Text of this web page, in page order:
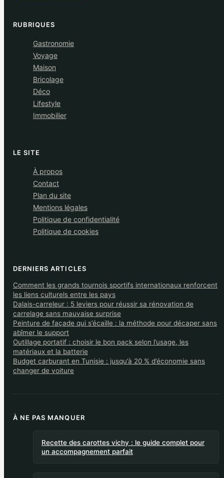
RUBRIQUES
Gastronomie
Voyage
Maison
Bricolage
Déco
Lifestyle
Immobilier
LE SITE
À propos
Contact
Plan du site
Mentions légales
Politique de confidentialité
Politique de cookies
DERNIERS ARTICLES
Comment les grands tournois sportifs internationaux renforcent
les liens culturels entre les pays
Dalais-carreleur : 5 leviers pour réussir sa rénovation de
carrelage sans mauvaise surprise
Peinture de façade qui s’écaille : la méthode pour décaper sans
abîmer le support
Outillage portatif : choisir le bon pack selon l’usage, les
matériaux et la batterie
Budget carburant en Tunisie : jusqu’à 20 % d’économie sans
changer de voiture
À NE PAS MANQUER
Recette des carottes vichy : le guide complet pour
un accompagnement parfait